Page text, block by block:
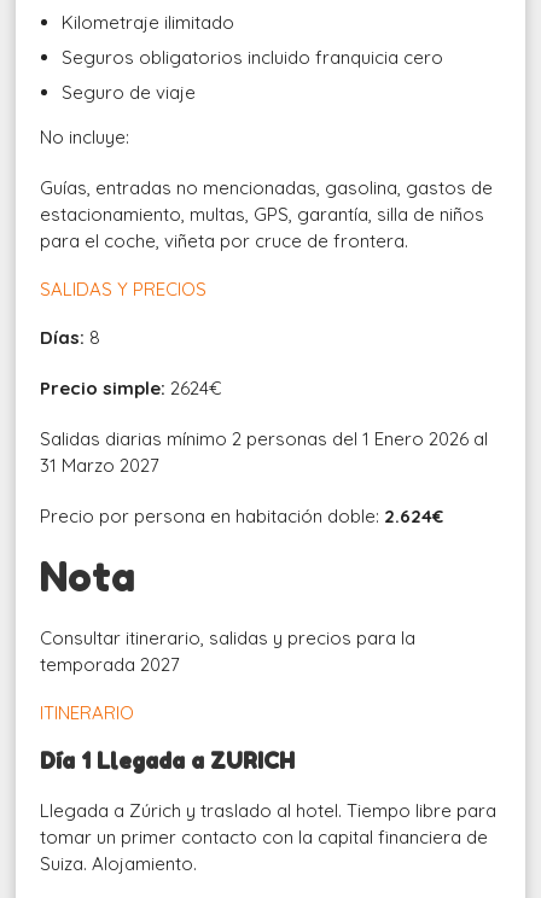
Kilometraje ilimitado
Seguros obligatorios incluido franquicia cero
Seguro de viaje
No incluye:
Guías, entradas no mencionadas, gasolina, gastos de
estacionamiento, multas, GPS, garantía, silla de niños
para el coche, viñeta por cruce de frontera.
SALIDAS Y PRECIOS
Días: 8
Precio simple: 2624€
Salidas diarias mínimo 2 personas del 1 Enero 2026 al
31 Marzo 2027
Precio por persona en habitación doble: 2.624€
Nota
Consultar itinerario, salidas y precios para la
temporada 2027
ITINERARIO
Día 1 Llegada a ZURICH
Llegada a Zúrich y traslado al hotel. Tiempo libre para
tomar un primer contacto con la capital financiera de
Suiza. Alojamiento.